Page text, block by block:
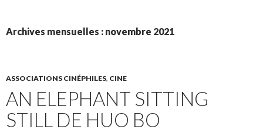
Archives mensuelles : novembre 2021
ASSOCIATIONS CINÉPHILES, CINE
AN ELEPHANT SITTING
STILL DE HUO BO